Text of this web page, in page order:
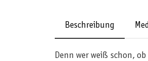
Beschreibung
Denn wer weiß schon,